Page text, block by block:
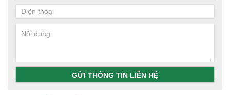
GỬI THÔNG TIN LIÊN HỆ